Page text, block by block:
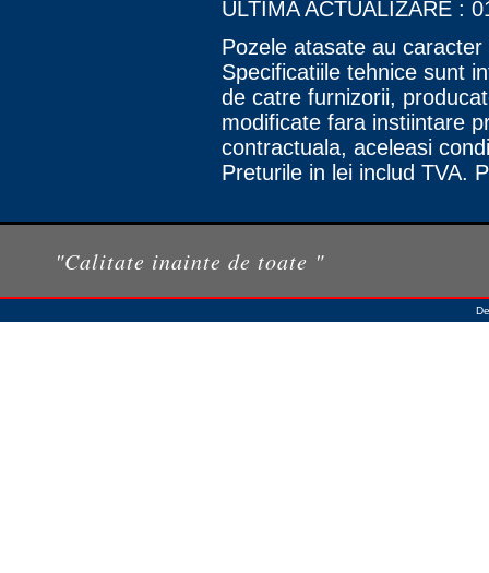
ULTIMA ACTUALIZARE :
Pozele atasate au caracter
Specificatiile tehnice sunt
de catre furnizorii,
modificate fara instiintare
contractuala, aceleasi
Preturile in lei includ TVA.
"Calitate inainte de toate "